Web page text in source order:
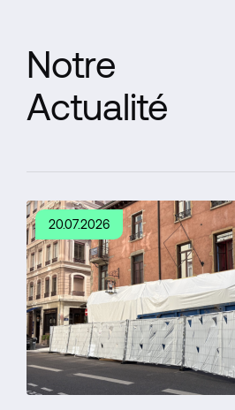
Notre
Actualité
20.07.2026